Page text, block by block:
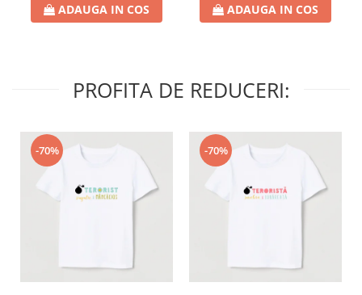
ADAUGA IN COS ADAUGA IN COS
PROFITA DE REDUCERI:
-70% -70%